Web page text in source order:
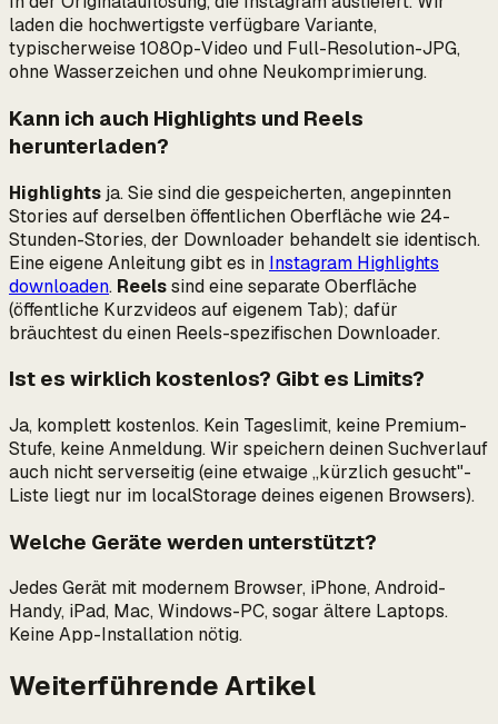
laden die hochwertigste verfügbare Variante,
typischerweise 1080p-Video und Full-Resolution-JPG,
ohne Wasserzeichen und ohne Neukomprimierung.
Kann ich auch Highlights und Reels
herunterladen?
Highlights ja. Sie sind die gespeicherten, angepinnten
Stories auf derselben öffentlichen Oberfläche wie 24-
Stunden-Stories, der Downloader behandelt sie identisch.
Eine eigene Anleitung gibt es in Instagram Highlights
downloaden. Reelssind eine separate Oberfläche
(öffentliche Kurzvideos auf eigenem Tab); dafür
bräuchtest du einen Reels-spezifischen Downloader.
Ist es wirklich kostenlos? Gibt es Limits?
Ja, komplett kostenlos. Kein Tageslimit, keine Premium-
Stufe, keine Anmeldung. Wir speichern deinen Suchverlauf
auch nicht serverseitig (eine etwaige „kürzlich gesucht"-
Liste liegt nur im localStorage deines eigenen Browsers).
Welche Geräte werden unterstützt?
Jedes Gerät mit modernem Browser, iPhone, Android-
Handy, iPad, Mac, Windows-PC, sogar ältere Laptops.
Keine App-Installation nötig.
Weiterführende Artikel